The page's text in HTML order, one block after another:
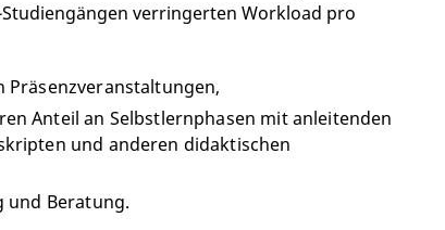
verringerten Workload pro
Präsenzveranstaltungen,
Anteil an Selbstlernphasen mit anleitenden
und anderen didaktischen
und Beratung.